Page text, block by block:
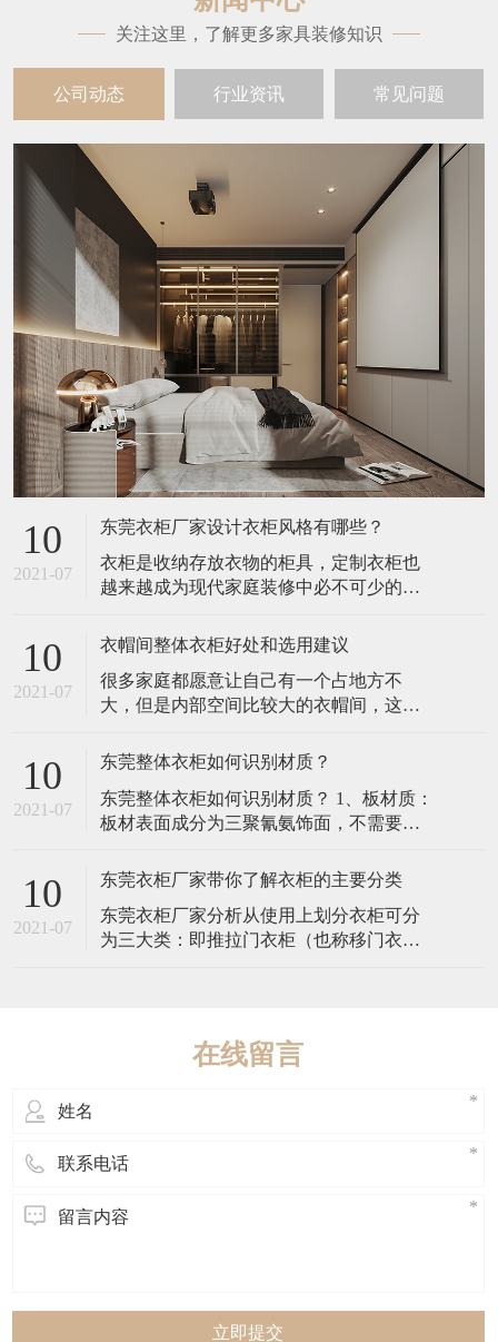
关注这里，了解更多家具装修知识
公司动态 行业资讯 常见问题
10
2021-07
东莞衣柜厂家设计衣柜风格有哪些？
衣柜是收纳存放衣物的柜具，定制衣柜也
越来越成为现代家庭装修中必不可少的重
可量身订做，而且环保、时尚、专业等特
点，将注定成为今后几年内家庭衣柜的消
费热点。​1、凹位空间——入墙式衣柜入墙
式衣柜，大大增强空间的使用面积，不但
潮、美观实
10
2021-07
衣帽间整体衣柜好处和选用建议
很多家庭都愿意让自己有一个占地方不
大，但是内部空间比较大的衣帽间，这样
衣服都装的下。 同时也是为了装修的美
作为自己的首要选择，因为这样的衣柜不
仅是为了装衣服，其实也是户主的面子。
10
2021-07
东莞整体衣柜如何识别材质？
​东莞整体衣柜如何识别材质？ 1、板材质：
板材表面成分为三聚氰氨饰面，不需要油
蛀阻燃，在国外被称为“无缺陷板材”。其中
0.80g/cm3，否则影响承重力和平整性；含
水率不能低于6.5%，但也不能过高
10
2021-07
东莞衣柜厂家带你了解衣柜的主要分类
东莞衣柜厂家分析从使用上划分衣柜可分
为三大类：即推拉门衣柜（也称移门衣
推拉衣柜和外挂推拉衣柜：内推拉衣柜是
将衣柜门置于衣柜内，个体性较强，易融
在线留言
立即提交